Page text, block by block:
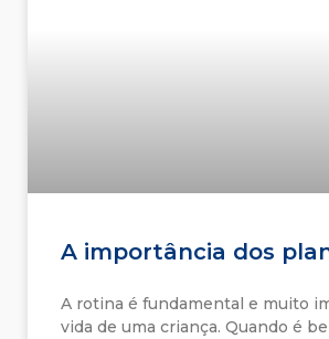
A importância dos
A rotina é fundamental e muito
vida de uma criança. Quando é